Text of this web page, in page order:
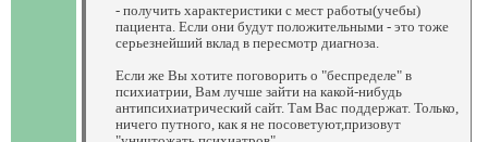
- получить характеристики с мест работы(учебы)
пациента. Если они будут положительными - это тоже
серьезнейший вклад в пересмотр диагноза.
Если же Вы хотите поговорить о "беспределе" в
психиатрии, Вам лучше зайти на какой-нибудь
антипсихиатрический сайт. Там Вас поддержат. Только,
ничего путного, как я не посоветуют,призовут